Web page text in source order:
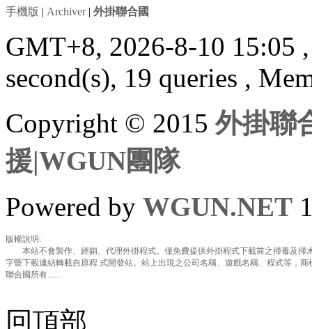
手機版 | Archiver| 外掛聯合國
GMT+8, 2026-8-10 15:05
second(s), 19 queries ,
Copyright © 2015外掛聯
援|WGUN團隊
Powered by WGUN.NET
版權說明:
本站不會製作、經銷、代理外掛程式。僅免費提供外掛程式下載前之掃毒及掃
字暨下載連結轉載自原程 式開發站。站上出現之公司名稱、遊戲名稱、程式等，
聯合國所有.......
回頂部